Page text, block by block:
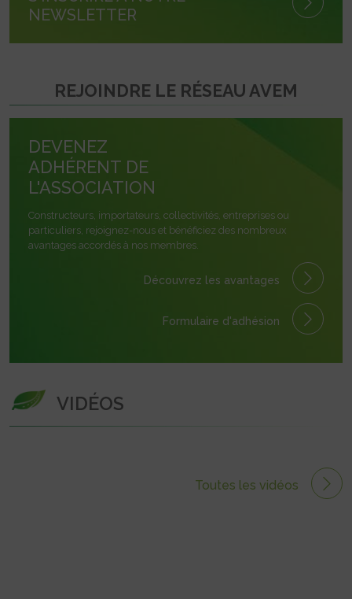
NEWSLETTER
REJOINDRE LE RÉSEAU AVEM
DEVENEZ
ADHÉRENT DE
L'ASSOCIATION
Constructeurs, importateurs, collectivités, entreprises ou
particuliers, rejoignez-nous et bénéficiez des nombreux
avantages accordés à nos membres.
Découvrez les avantages
Formulaire d'adhésion
VIDÉOS
Toutes les vidéos